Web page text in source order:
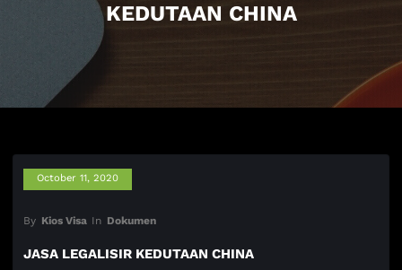
KEDUTAAN CHINA
October 11, 2020
By Kios Visa In Dokumen
JASA LEGALISIR KEDUTAAN CHINA